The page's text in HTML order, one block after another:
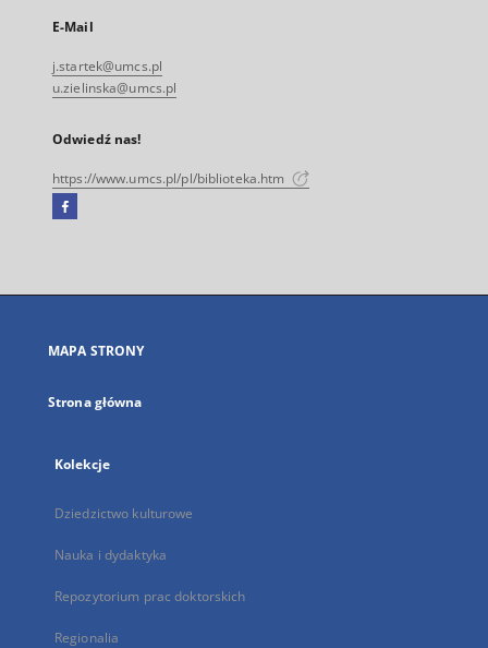
E-Mail
j.startek@umcs.pl
u.zielinska@umcs.pl
Odwiedź nas!
https://www.umcs.pl/pl/biblioteka.htm
Facebook
się
karcie
MAPA STRONY
Strona główna
Kolekcje
Dziedzictwo kulturowe
Nauka i dydaktyka
Repozytorium prac doktorskich
Regionalia